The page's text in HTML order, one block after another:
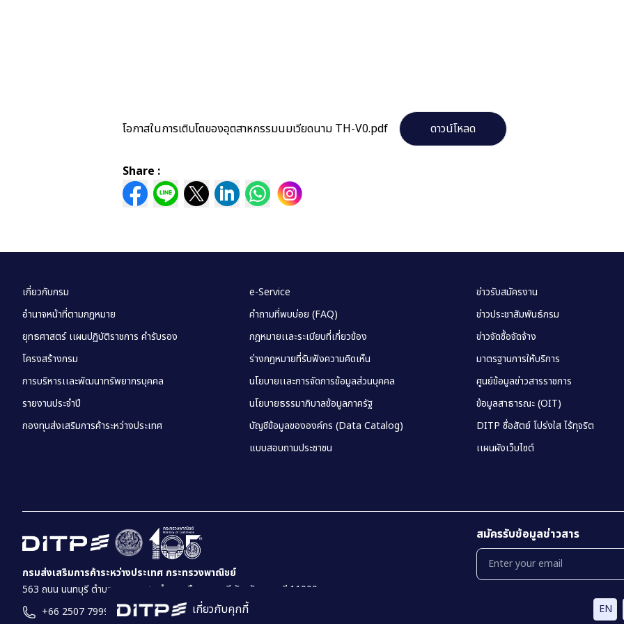
โอกาสในการเติบโตของอุตสาหกรรมนมเวียดนาม TH-V0.pdf ดาวน์โหลด
Share :
เกี่ยวกับคุกกี้ EN
เกี่ยวกับกรม
อำนาจหน้าที่ตามกฎหมาย
ยุทธศาสตร์ เเผนปฏิบัติราชการ คำรับรอง
โครงสร้างกรม
การบริหารเเละพัฒนาทรัพยากรบุคคล
รายงานประจำปี
กองทุนส่งเสริมการค้าระหว่างประเทศ
e-Service
คำถามที่พบบ่อย (FAQ)
กฎหมายเเละระเบียบที่เกี่ยวข้อง
ร่างกฎหมายที่รับฟังความคิดเห็น
นโยบายเเละการจัดการข้อมูลส่วนบุคคล
นโยบายธรรมาภิบาลข้อมูลภาครัฐ
บัญชีข้อมูลขององค์กร (Data Catalog)
แบบสอบถามประชาชน
ข่าวรับสมัครงาน
ข่าวประชาสัมพันธ์กรม
ข่าวจัดซื้อจัดจ้าง
มาตรฐานการให้บริการ
ศูนย์ข้อมูลข่าวสารราชการ
ข้อมูลสาธารณะ (OIT)
DITP ซื่อสัตย์ โปร่งใส ไร้ทุจริต
เเผนผังเว็บไซต์
กรมส่งเสริมการค้าระหว่างประเทศ กระทรวงพาณิชย์
563 ถนน นนทบุรี ตำบล บางกระสอ อำเภอเมืองนนทบุรี จังหวัดนนทบุรี 11000
+66 2507 7999
สมัครรับข้อมูลข่าวสาร
นโยบายเเละเเนวทางการปฎิบัติในการรักษาค